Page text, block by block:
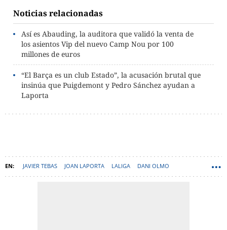
Noticias relacionadas
Así es Abauding, la auditora que validó la venta de
los asientos Vip del nuevo Camp Nou por 100
millones de euros
“El Barça es un club Estado”, la acusación brutal que
insinúa que Puigdemont y Pedro Sánchez ayudan a
Laporta
JAVIER TEBAS JOAN LAPORTA LALIGA DANI OLMO